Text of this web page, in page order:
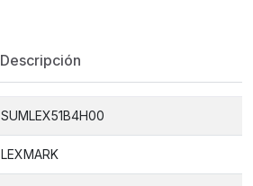
Descripción
SUMLEX51B4H00
LEXMARK